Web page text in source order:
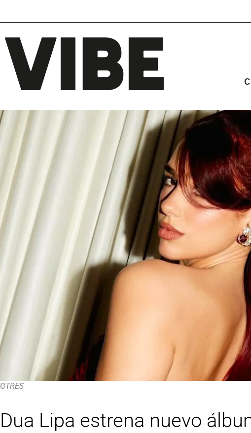
GTRES
Dua Lipa estrena nuevo